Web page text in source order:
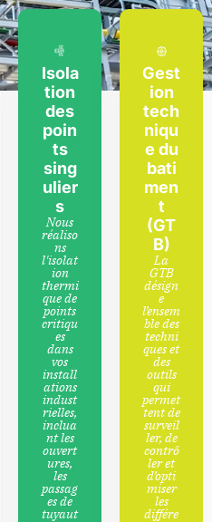
Isola
tion
des
poin
ts
sing
ulier
s
Nous
réaliso
ns
l'isolat
ion
thermi
que de
points
critiqu
es
dans
vos
install
ations
indust
rielles,
inclua
nt les
ouvert
ures,
les
passag
es de
tuyaut
Gest
ion
tech
niqu
e du
bati
men
t
(GT
B)
La
GTB
désign
e
l’ensem
ble des
techni
ques et
des
outils
qui
permet
tent de
surveil
ler, de
contrô
ler et
d’opti
miser
les
différe